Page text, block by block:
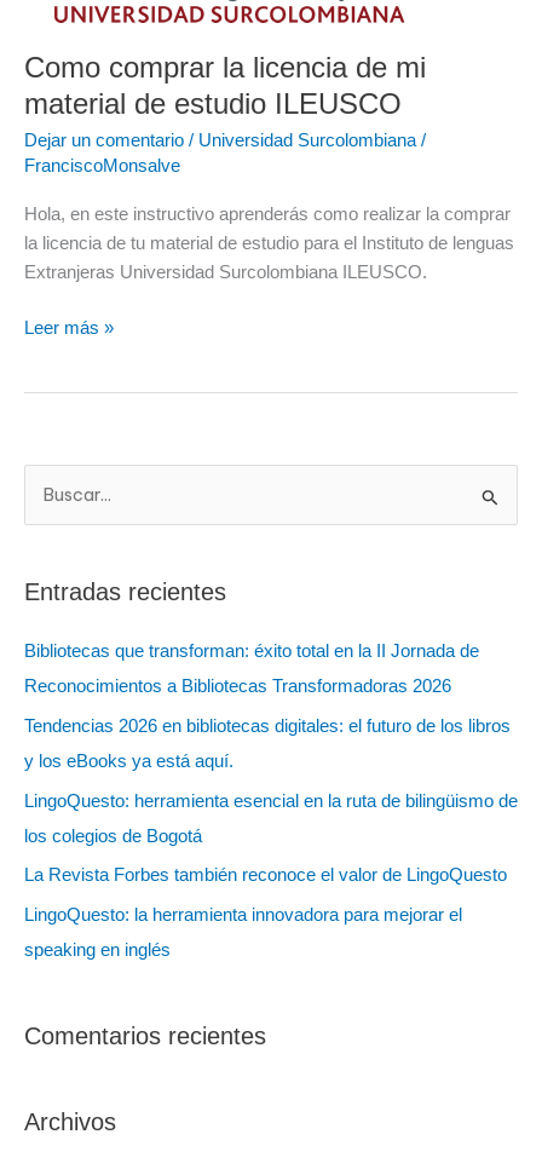
Como comprar la licencia de mi
material de estudio ILEUSCO
Dejar un comentario / Universidad Surcolombiana /
FranciscoMonsalve
Hola, en este instructivo aprenderás como realizar la comprar
la licencia de tu material de estudio para el Instituto de lenguas
Extranjeras Universidad Surcolombiana ILEUSCO.
material
de
estudio
ILEUSCO
Leer más »
c
a
r
Entradas recientes
Bibliotecas que transforman: éxito total en la II Jornada de
Reconocimientos a Bibliotecas Transformadoras 2026
Tendencias 2026 en bibliotecas digitales: el futuro de los libros
y los eBooks ya está aquí.
LingoQuesto: herramienta esencial en la ruta de bilingüismo de
los colegios de Bogotá
La Revista Forbes también reconoce el valor de LingoQuesto
LingoQuesto: la herramienta innovadora para mejorar el
speaking en inglés
Comentarios recientes
Archivos